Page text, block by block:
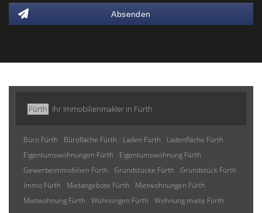
Absenden
Fürth Ihr Immobilienmakler in Fürth
Büro Fürth Bürofläche Fürth Laden Fürth
Ladenfläche Fürth
Eigentumswohnungen Fürth
Eigentumswohnung Fürth
Gewerbeimmobilien Fürth
Grundstücke Fürth
Grundstück Fürth
Immo Fürth
Mietangebote Fürth
Mietwohnungen Fürth
Mietwohnung Fürth
Wohnungen Fürth
Wohnung miete Fürth